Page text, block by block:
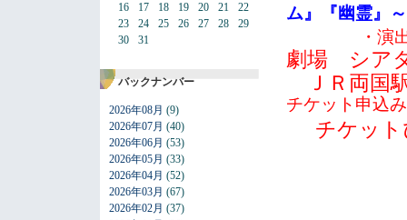
16
23
30
17
24
31
18
25
19
26
20
27
21
28
22
29
バックナンバー
2026年08月 (9)
2026年07月 (40)
2026年06月 (53)
2026年05月 (33)
2026年04月 (52)
2026年03月 (67)
2026年02月 (37)
ム』『幽霊』～
・演
劇場 シア
ＪＲ両国
チケット申込
チケッ